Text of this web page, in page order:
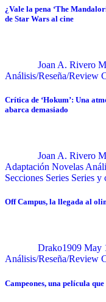
¿Vale la pena ‘The
de Star Wars al cine
Joan A. Rivero
Análisis/Reseña/Review
Crítica de ‘Hokum’: Una
abarca demasiado
Joan A. Rivero
Adaptación Novelas
Secciones Series Series y
Off Campus, la llegada al
Drako1909 May
Análisis/Reseña/Review
Campeones, una película